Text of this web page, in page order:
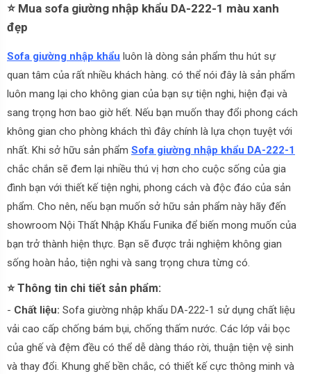
⭐ Mua sofa giường nhập khẩu DA-222-1 màu xanh
đẹp
Sofa giường nhập khẩu luôn là dòng sản phẩm thu hút sự
quan tâm của rất nhiều khách hàng. có thể nói đây là sản phẩm
luôn mang lại cho không gian của bạn sự tiện nghi, hiện đại và
sang trọng hơn bao giờ hết. Nếu bạn muốn thay đổi phong cách
không gian cho phòng khách thì đây chính là lựa chọn tuyệt với
nhất. Khi sở hữu sản phẩm Sofa giường nhập khẩu DA-222-1
chắc chắn sẽ đem lại nhiều thú vị hơn cho cuộc sống của gia
đình bạn với thiết kế tiện nghi, phong cách và độc đáo của sản
phẩm. Cho nên, nếu bạn muốn sở hữu sản phẩm này hãy đến
showroom Nội Thất Nhập Khẩu Funika để biến mong muốn của
bạn trở thành hiện thực. Bạn sẽ được trải nghiệm không gian
sống hoàn hảo, tiện nghi và sang trọng chưa từng có.
⭐ Thông tin chi tiết sản phẩm:
- Chất liệu: Sofa giường nhập khẩu DA-222-1 sử dụng chất liệu
vải cao cấp chống bám bụi, chống thấm nước. Các lớp vải bọc
của ghế và đệm đều có thể dễ dàng tháo rời, thuận tiện vệ sinh
và thay đổi. Khung ghế bền chắc, có thiết kế cực thông minh và